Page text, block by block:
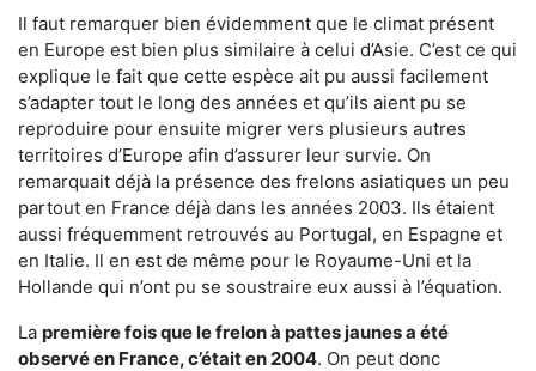
Il faut remarquer bien évidemment que le climat présent
en Europe est bien plus similaire à celui d’Asie. C’est ce qui
explique le fait que cette espèce ait pu aussi facilement
s’adapter tout le long des années et qu’ils aient pu se
reproduire pour ensuite migrer vers plusieurs autres
territoires d’Europe afin d’assurer leur survie. On
remarquait déjà la présence des frelons asiatiques un peu
partout en France déjà dans les années 2003. Ils étaient
aussi fréquemment retrouvés au Portugal, en Espagne et
en Italie. Il en est de même pour le Royaume-Uni et la
Hollande qui n’ont pu se soustraire eux aussi à l’équation.
La première fois que le frelon à pattes jaunes a été
observé en France, c’était en 2004. On peut donc